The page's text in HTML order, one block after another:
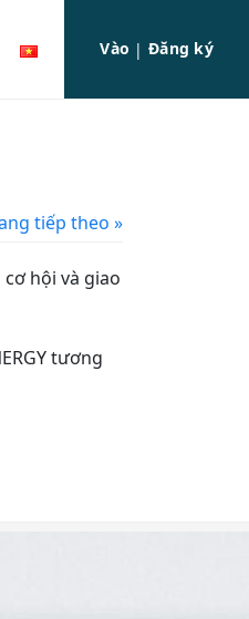
Vào |Đăng ký
tiếp theo »
cơ hội và giao
tương